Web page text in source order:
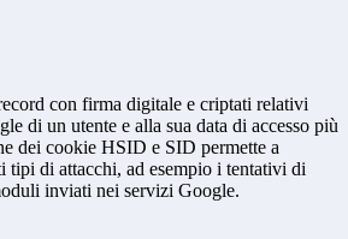
con firma digitale e criptati relativi
di un utente e alla sua data di accesso più
dei cookie HSID e SID permette a
tipi di attacchi, ad esempio i tentativi di
inviati nei servizi Google.